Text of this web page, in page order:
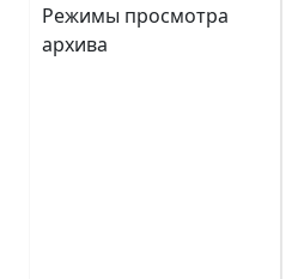
Режимы просмотра
архива